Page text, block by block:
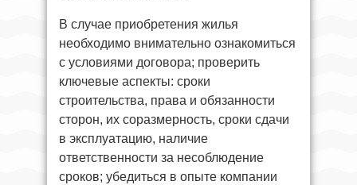
В случае приобретения жилья
необходимо внимательно ознакомиться
с условиями договора; проверить
ключевые аспекты: сроки
строительства, права и обязанности
сторон, их соразмерность, сроки сдачи
в эксплуатацию, наличие
ответственности за несоблюдение
сроков; убедиться в опыте компании